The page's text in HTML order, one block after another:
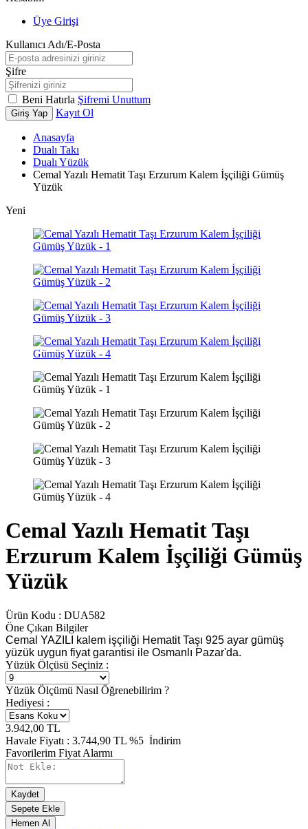
Üye Girişi
Kullanıcı Adı/E-Posta
Şifre
Beni Hatırla Şifremi Unuttum
Giriş Yap Kayıt Ol
Anasayfa
Dualı Takı
Dualı Yüzük
Cemal Yazılı Hematit Taşı Erzurum Kalem İşçiliği Gümüş
Yüzük
Yeni
Cemal Yazılı Hematit Taşı
Erzurum Kalem İşçiliği Gümüş
Yüzük
Ürün Kodu : DUA582
Öne Çıkan Bilgiler
Cemal YAZILI kalem işçiliği Hematit Taşı 925 ayar gümüş
yüzük uygun fiyat garantisi ile Osmanlı Pazar'da.
Yüzük Ölçüsü Seçiniz :
Yüzük Ölçümü Nasıl Öğrenebilirim ?
Hediyesi :
3.942,00 TL
Havale Fiyatı : 3.744,90 TL %5 İndirim
Favorilerim Fiyat Alarmı
Kaydet
Sepete Ekle
Hemen Al